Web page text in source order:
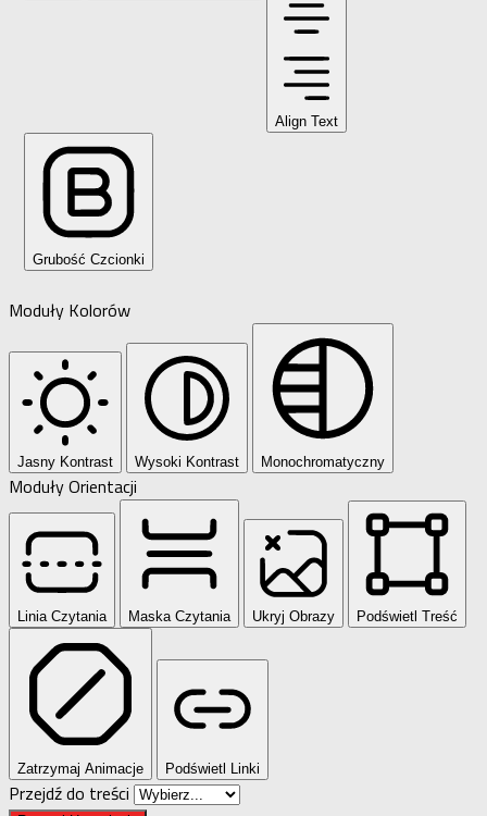
Align Text
Grubość Czcionki
Moduły Kolorów
Jasny Kontrast Wysoki Kontrast Monochromatyczny
Moduły Orientacji
Linia Czytania Maska Czytania Ukryj Obrazy Podświetl Treść
Zatrzymaj Animacje Podświetl Linki
Przejdź do treści